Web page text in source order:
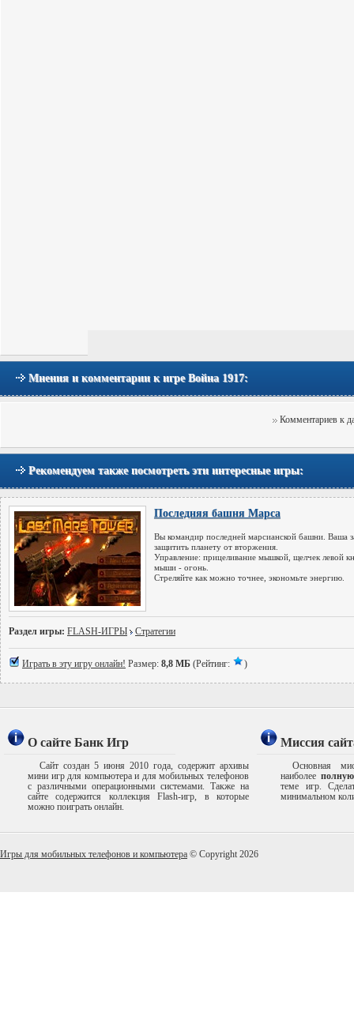
Мнения и комментарии к игре Война 1917:
Комментариев к
Рекомендуем также посмотреть эти интересные игры:
Последняя башня Марса
Вы командир последней марсианской башни. Ваша
защитить планету от вторжения.
Управление: прицеливание мышкой, щелчек левой
мыши - огонь.
Стреляйте как можно точнее, экономьте энергию.
Раздел игры: FLASH-ИГРЫ Стратегии
Играть в эту игру онлайн! Размер: 8,8 МБ (Рейтинг: )
О сайте Банк Игр
Сайт создан 5 июня 2010 года, содержит архивы
мини игр для компьютера и для мобильных телефонов
с различными операционными системами. Также на
сайте содержится коллекция Flash-игр, в которые
можно поиграть онлайн.
Миссия
Основная
наиболее
теме игр.
минимальном
Игры для мобильных телефонов и компьютера © Copyright 2026